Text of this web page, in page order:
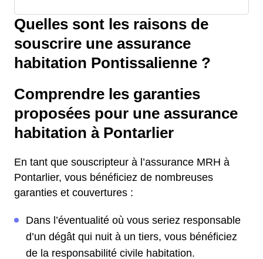
Quelles sont les raisons de
souscrire une assurance
habitation Pontissalienne ?
Comprendre les garanties
proposées pour une assurance
habitation à Pontarlier
En tant que souscripteur à l’assurance MRH à
Pontarlier, vous bénéficiez de nombreuses
garanties et couvertures :
Dans l’éventualité où vous seriez responsable
d’un dégât qui nuit à un tiers, vous bénéficiez
de la responsabilité civile habitation.